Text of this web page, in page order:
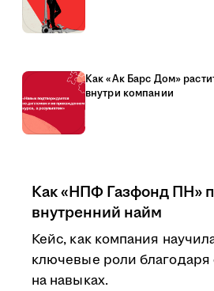
Как «Ак Барс Дом»
внутри компании
Как «НПФ Газфонд ПН»
внутренний найм
Кейс, как компания
ключевые роли благодаря
на навыках.